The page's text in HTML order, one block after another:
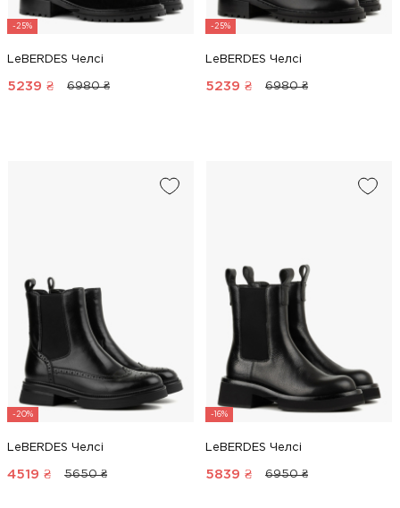
-25%
LeBERDES Челсі
5239 ₴ 6980 ₴
-25%
LeBERDES Челсі
5239 ₴ 6980 ₴
-20%
LeBERDES Челсі
4519 ₴ 5650 ₴
-16%
LeBERDES Челсі
5839 ₴ 6950 ₴